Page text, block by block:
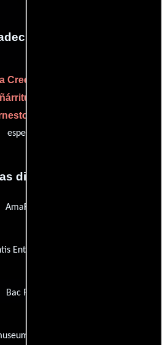
Creel
Veláquez
especial)
distribuidoras
AmaFilms
Entertainment
Bac Films
Distributie